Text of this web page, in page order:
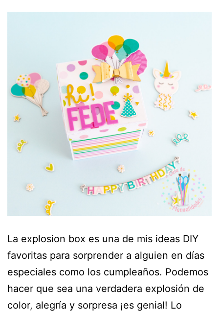
La explosion box es una de mis ideas DIY
favoritas para sorprender a alguien en días
especiales como los cumpleaños. Podemos
hacer que sea una verdadera explosión de
color, alegría y sorpresa ¡es genial! Lo